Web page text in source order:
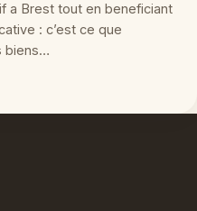
a Brest tout en beneficiant
: c’est ce que
biens…